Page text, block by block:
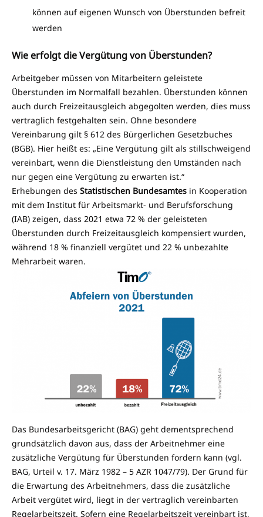
können auf eigenen Wunsch von Überstunden befreit
werden
Wie erfolgt die Vergütung von Überstunden?
Arbeitgeber müssen von Mitarbeitern geleistete
Überstunden im Normalfall bezahlen. Überstunden können
auch durch Freizeitausgleich abgegolten werden, dies muss
vertraglich festgehalten sein. Ohne besondere
Vereinbarung gilt § 612 des Bürgerlichen Gesetzbuches
(BGB). Hier heißt es: „Eine Vergütung gilt als stillschweigend
vereinbart, wenn die Dienstleistung den Umständen nach
nur gegen eine Vergütung zu erwarten ist.“
Erhebungen des Statistischen Bundesamtes in Kooperation
mit dem Institut für Arbeitsmarkt- und Berufsforschung
(IAB) zeigen, dass 2021 etwa 72 % der geleisteten
Überstunden durch Freizeitausgleich kompensiert wurden,
während 18 % finanziell vergütet und 22 % unbezahlte
Mehrarbeit waren.
Das Bundesarbeitsgericht (BAG) geht dementsprechend
grundsätzlich davon aus, dass der Arbeitnehmer eine
zusätzliche Vergütung für Überstunden fordern kann (vgl.
BAG, Urteil v. 17. März 1982 – 5 AZR 1047/79). Der Grund für
die Erwartung des Arbeitnehmers, dass die zusätzliche
Arbeit vergütet wird, liegt in der vertraglich vereinbarten
Regelarbeitszeit. Sofern eine Regelarbeitszeit vereinbart ist,